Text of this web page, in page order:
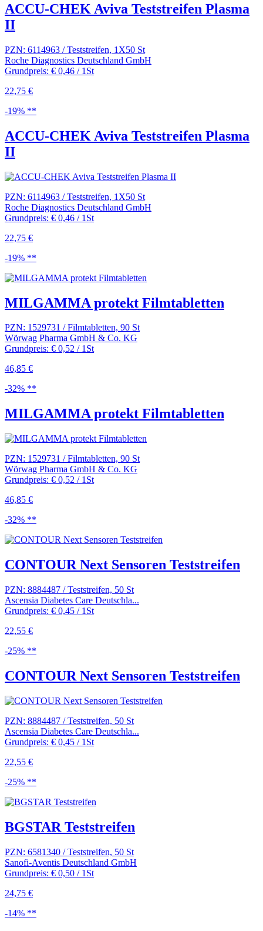
ACCU-CHEK Aviva Teststreifen Plasma
II
PZN: 6114963 / Teststreifen, 1X50 St
Roche Diagnostics Deutschland GmbH
Grundpreis: € 0,46 / 1St
22,75 €
-19% **
ACCU-CHEK Aviva Teststreifen Plasma
II
PZN: 6114963 / Teststreifen, 1X50 St
Roche Diagnostics Deutschland GmbH
Grundpreis: € 0,46 / 1St
22,75 €
-19% **
MILGAMMA protekt Filmtabletten
PZN: 1529731 / Filmtabletten, 90 St
Wörwag Pharma GmbH & Co. KG
Grundpreis: € 0,52 / 1St
46,85 €
-32% **
MILGAMMA protekt Filmtabletten
PZN: 1529731 / Filmtabletten, 90 St
Wörwag Pharma GmbH & Co. KG
Grundpreis: € 0,52 / 1St
46,85 €
-32% **
CONTOUR Next Sensoren Teststreifen
PZN: 8884487 / Teststreifen, 50 St
Ascensia Diabetes Care Deutschla...
Grundpreis: € 0,45 / 1St
22,55 €
-25% **
CONTOUR Next Sensoren Teststreifen
PZN: 8884487 / Teststreifen, 50 St
Ascensia Diabetes Care Deutschla...
Grundpreis: € 0,45 / 1St
22,55 €
-25% **
BGSTAR Teststreifen
PZN: 6581340 / Teststreifen, 50 St
Sanofi-Aventis Deutschland GmbH
Grundpreis: € 0,50 / 1St
24,75 €
-14% **